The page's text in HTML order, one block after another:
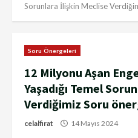
Sorunlara İlişkin Meclise
Soru Önergeleri
12 Milyonu Aşan
Yaşadığı Temel
Verdiğimiz Soru
celalfirat 14 Mayıs 2024